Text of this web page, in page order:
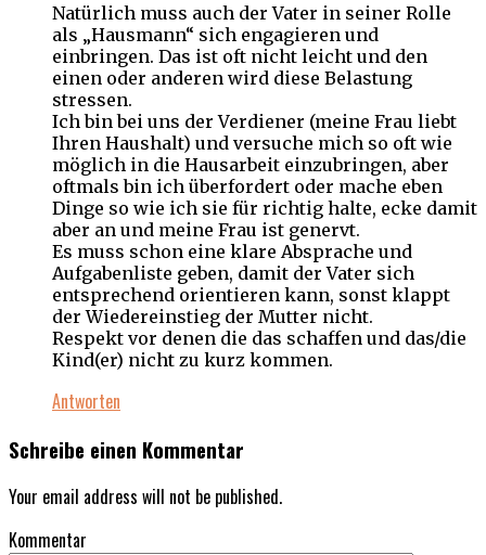
Natürlich muss auch der Vater in seiner Rolle
als „Hausmann“ sich engagieren und
einbringen. Das ist oft nicht leicht und den
einen oder anderen wird diese Belastung
stressen.
Ich bin bei uns der Verdiener (meine Frau liebt
Ihren Haushalt) und versuche mich so oft wie
möglich in die Hausarbeit einzubringen, aber
oftmals bin ich überfordert oder mache eben
Dinge so wie ich sie für richtig halte, ecke damit
aber an und meine Frau ist genervt.
Es muss schon eine klare Absprache und
Aufgabenliste geben, damit der Vater sich
entsprechend orientieren kann, sonst klappt
der Wiedereinstieg der Mutter nicht.
Respekt vor denen die das schaffen und das/die
Kind(er) nicht zu kurz kommen.
Antworten
Schreibe einen Kommentar
Your email address will not be published.
Kommentar